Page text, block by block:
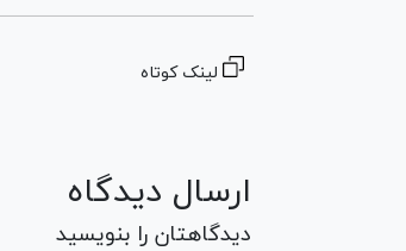
لینک کوتاه
ارسال دیدگاه
دیدگاهتان را بنویسید